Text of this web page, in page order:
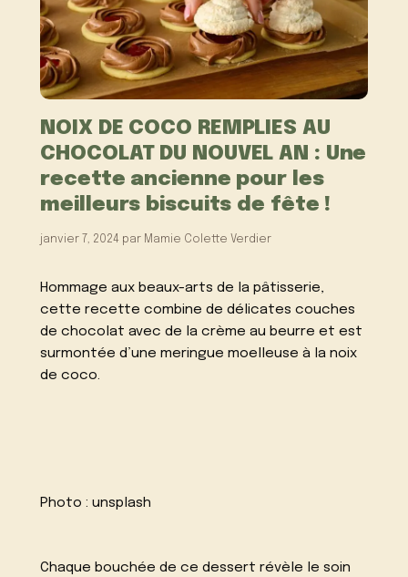
NOIX DE COCO REMPLIES AU
CHOCOLAT DU NOUVEL AN : Une
recette ancienne pour les
meilleurs biscuits de fête !
janvier 7, 2024 par Mamie Colette Verdier
Hommage aux beaux-arts de la pâtisserie,
cette recette combine de délicates couches
de chocolat avec de la crème au beurre et est
surmontée d’une meringue moelleuse à la noix
de coco.
Photo :unsplash
Chaque bouchée de ce dessert révèle le soin